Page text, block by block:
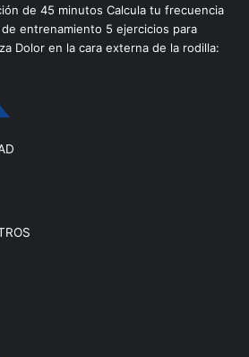
b
g
k
de 45 minutos Calcula tu frecuencia
de entrenamiento 5 ejercicios para
Dolor en la cara externa de la rodilla: